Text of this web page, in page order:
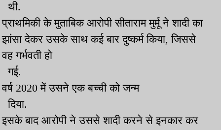
थी.
प्राथमिकी के मुताबिक आरोपी सीताराम मुर्मू ने शादी का
झांसा देकर उसके साथ कई बार दुष्कर्म किया, जिससे
वह गर्भवती हो
गई.
वर्ष 2020 में उसने एक बच्ची को जन्म
दिया.
इसके बाद आरोपी ने उससे शादी करने से इनकार कर